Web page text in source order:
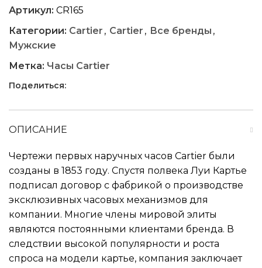
Артикул: CR165
Категории: Cartier , Cartier , Все бренды ,
Мужские
Метка: Часы Cartier
Поделиться:
ОПИСАНИЕ
Чертежи первых наручных часов Cartier были
созданы в 1853 году. Спустя полвека Луи Картье
подписал договор с фабрикой о производстве
эксклюзивных часовых механизмов для
компании. Многие члены мировой элиты
являются постоянными клиентами бренда. В
следствии высокой популярности и роста
спроса на модели картье, компания заключает